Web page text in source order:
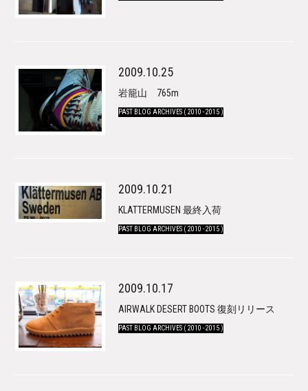
2009.10.25
岩籠山 765m
PAST BLOG ARCHIVES ( 2010 - 2015 )
2009.10.21
KLATTERMUSEN 最終入荷
PAST BLOG ARCHIVES ( 2010 - 2015 )
2009.10.17
AIRWALK DESERT BOOTS 復刻リリース
PAST BLOG ARCHIVES ( 2010 - 2015 )